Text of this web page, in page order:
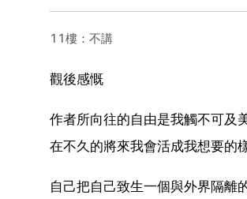
11樓：不講
觀後感慨
作者所向往的自由是我觸不可及
在不久的將來我會活成我想要的
自己把自己致生一個與外界隔離